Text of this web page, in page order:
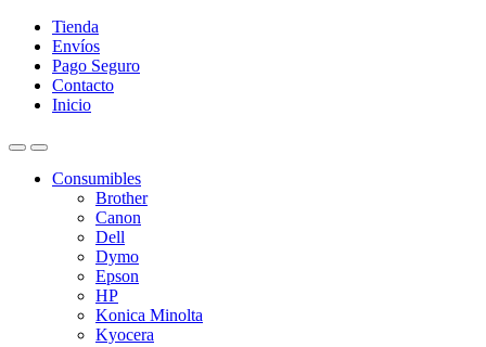
Tienda
Envíos
Pago Seguro
Contacto
Inicio
Consumibles
Brother
Canon
Dell
Dymo
Epson
HP
Konica Minolta
Kyocera